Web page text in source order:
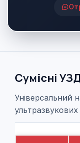
Сумісні
Універсальний